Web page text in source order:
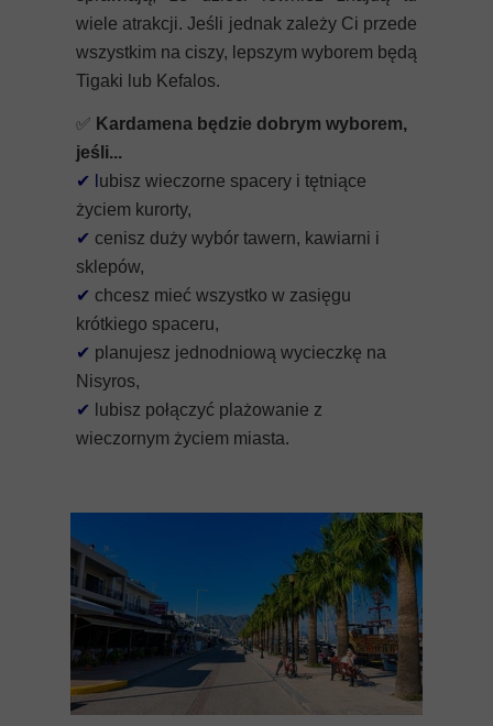
wiele atrakcji. Jeśli jednak zależy Ci przede
wszystkim na ciszy, lepszym wyborem będą
Tigaki lub Kefalos.
✅ Kardamena będzie dobrym wyborem,
jeśli...
✔ ubisz wieczorne spacery i tętniące
życiem kurorty,
✔ cenisz duży wybór tawern, kawiarni i
sklepów,
✔ chcesz mieć wszystko w zasięgu
krótkiego spaceru,
✔ planujesz jednodniową wycieczkę na
Nisyros,
✔ lubisz połączyć plażowanie z
wieczornym życiem miasta.